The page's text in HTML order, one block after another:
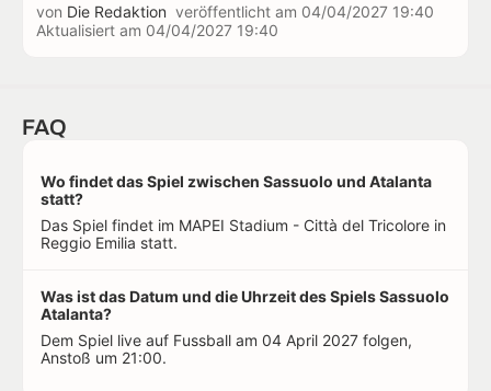
von Die Redaktion veröffentlicht am 04/04/2027 19:40
Aktualisiert am 04/04/2027 19:40
FAQ
Wo findet das Spiel zwischen Sassuolo und Atalanta
statt?
Das Spiel findet im MAPEI Stadium - Città del Tricolore in
Reggio Emilia statt.
Was ist das Datum und die Uhrzeit des Spiels Sassuolo
Atalanta?
Dem Spiel live auf Fussball am 04 April 2027 folgen,
Anstoß um 21:00.